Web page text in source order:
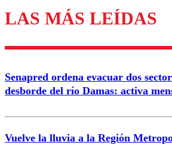
LAS MÁS LEÍDAS
Senapred ordena evacuar dos
desborde del río Damas: activa
Vuelve la lluvia a la Región